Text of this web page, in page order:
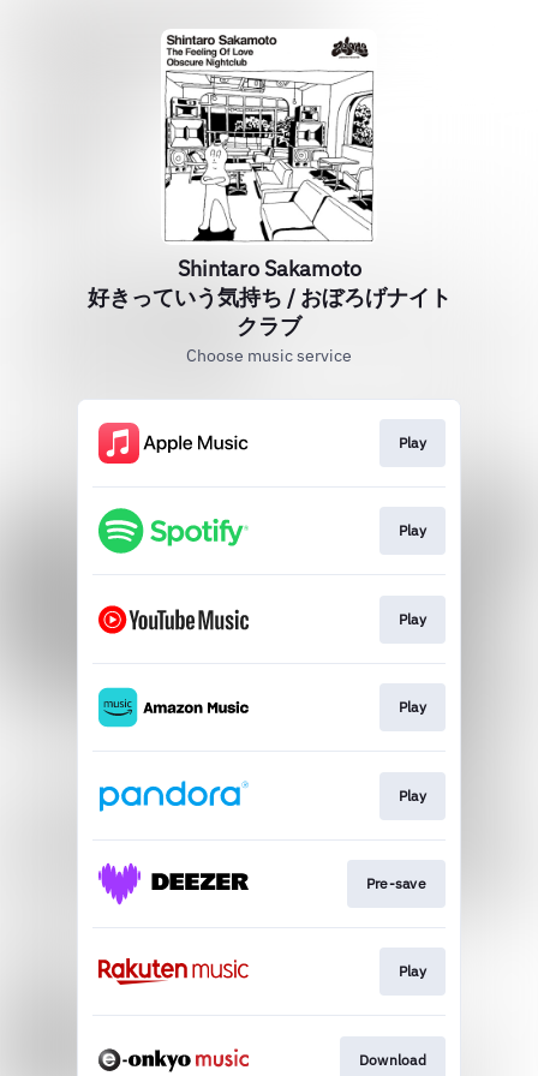
Shintaro Sakamoto
好きっていう気持ち / おぼろげナイト
クラブ
Choose music service
Play
Play
Play
Play
Play
Pre-save
Play
Download